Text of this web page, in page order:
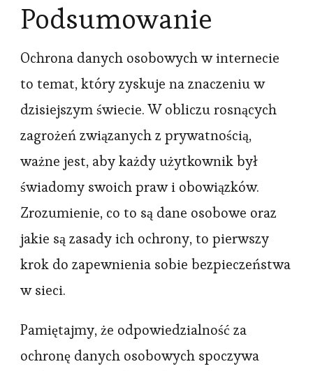
Podsumowanie
Ochrona danych osobowych w internecie
to temat, który zyskuje na znaczeniu w
dzisiejszym świecie. W obliczu rosnących
zagrożeń związanych z prywatnością,
ważne jest, aby każdy użytkownik był
świadomy swoich praw i obowiązków.
Zrozumienie, co to są dane osobowe oraz
jakie są zasady ich ochrony, to pierwszy
krok do zapewnienia sobie bezpieczeństwa
w sieci.
Pamiętajmy, że odpowiedzialność za
ochronę danych osobowych spoczywa